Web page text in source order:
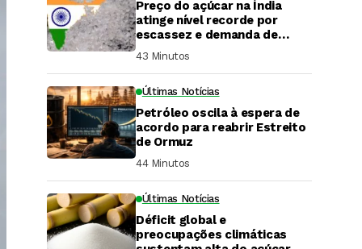
Preço do açúcar na Índia
atinge nível recorde por
escassez e demanda de
festivais
43 Minutos ⁮
Últimas Notícias
Petróleo oscila à espera de
acordo para reabrir Estreito
de Ormuz
44 Minutos ⁮
Últimas Notícias
Déficit global e
preocupações climáticas
DaCana Cast
Fenasucro 2026